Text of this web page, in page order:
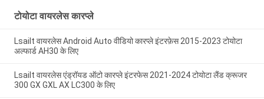
टोयोटा वायरलेस कारप्ले
Lsailt वायरलेस Android Auto वीडियो कारप्ले इंटरफ़ेस 2015-2023 टोयोटा
अल्फार्ड AH30 के लिए
Lsailt वायरलेस एंड्रॉयड ऑटो कारप्ले इंटरफेस 2021-2024 टोयोटा लैंड क्रूजर
300 GX GXL AX LC300 के लिए